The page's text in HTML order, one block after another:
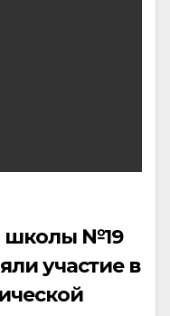
школы №19
участие в